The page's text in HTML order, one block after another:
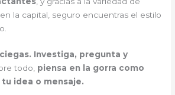
la capital, seguro encuentras el estilo
Investiga, pregunta y
todo, piensa en la gorra como
idea o mensaje.